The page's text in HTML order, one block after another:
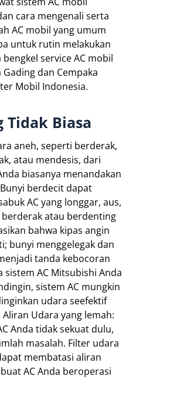
cara mengenali serta
AC mobil yang umum
untuk rutin melakukan
service AC mobil
dan Cempaka
Mobil Indonesia.
Tidak Biasa
aneh, seperti berderak,
atau mendesis, dari
biasanya menandakan
berdecit dapat
AC yang longgar, aus,
atau berdenting
bahwa kipas angin
bunyi menggelegak dan
tanda kebocoran
sistem AC Mitsubishi Anda
sistem AC mungkin
udara seefektif
Udara yang lemah:
Anda tidak sekuat dulu,
masalah. Filter udara
membatasi aliran
AC Anda beroperasi